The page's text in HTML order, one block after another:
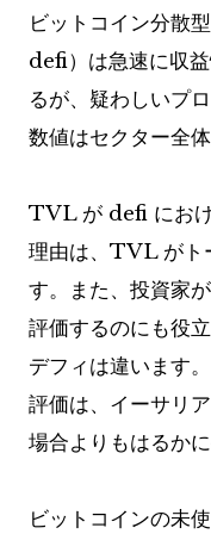
ビットコイン分散
defi）は急速に収
るが、疑わしいプ
数値はセクター全
TVL が defi におけ
理由は、TVL がト
す。また、投資家
評価するのにも役
デフィは違います
評価は、イーサリ
場合よりもはるかに
ビットコインの未